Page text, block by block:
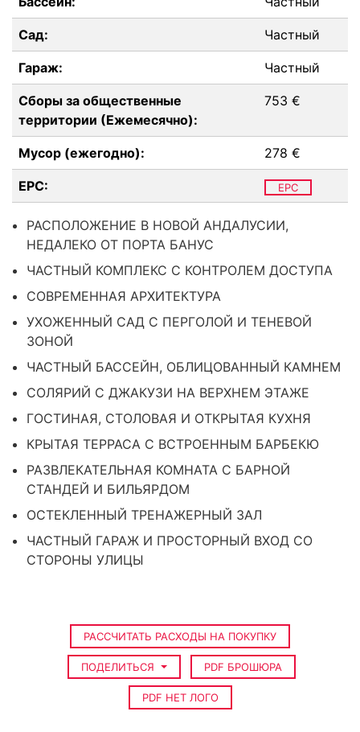
Сад: Частный
Гараж: Частный
Сборы за общественные
территории (Ежемесячно):
753 €
Мусор (ежегодно): 278 €
EPC: EPC
РАСПОЛОЖЕНИЕ В НОВОЙ АНДАЛУСИИ,
НЕДАЛЕКО ОТ ПОРТА БАНУС
ЧАСТНЫЙ КОМПЛЕКС С КОНТРОЛЕМ ДОСТУПА
СОВРЕМЕННАЯ АРХИТЕКТУРА
УХОЖЕННЫЙ САД С ПЕРГОЛОЙ И ТЕНЕВОЙ
ЗОНОЙ
ЧАСТНЫЙ БАССЕЙН, ОБЛИЦОВАННЫЙ КАМНЕМ
СОЛЯРИЙ С ДЖАКУЗИ НА ВЕРХНЕМ ЭТАЖЕ
ГОСТИНАЯ, СТОЛОВАЯ И ОТКРЫТАЯ КУХНЯ
КРЫТАЯ ТЕРРАСА С ВСТРОЕННЫМ БАРБЕКЮ
РАЗВЛЕКАТЕЛЬНАЯ КОМНАТА С БАРНОЙ
СТАНДЕЙ И БИЛЬЯРДОМ
ОСТЕКЛЕННЫЙ ТРЕНАЖЕРНЫЙ ЗАЛ
ЧАСТНЫЙ ГАРАЖ И ПРОСТОРНЫЙ ВХОД СО
СТОРОНЫ УЛИЦЫ
РАССЧИТАТЬ РАСХОДЫ НА ПОКУПКУ
ПОДЕЛИТЬСЯ PDF БРОШЮРА
PDF НЕТ ЛОГО